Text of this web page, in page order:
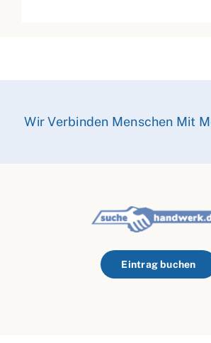
Wir Verbinden Menschen Mit
Eintrag buchen